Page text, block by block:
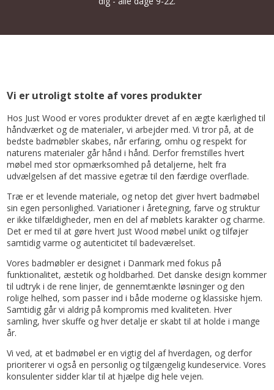
Vi er utroligt stolte af vores produkter
Hos Just Wood er vores produkter drevet af en ægte kærlighed til
håndværket og de materialer, vi arbejder med. Vi tror på, at de
bedste badmøbler skabes, når erfaring, omhu og respekt for
naturens materialer går hånd i hånd. Derfor fremstilles hvert
møbel med stor opmærksomhed på detaljerne, helt fra
udvælgelsen af det massive egetræ til den færdige overflade.
Træ er et levende materiale, og netop det giver hvert badmøbel
sin egen personlighed. Variationer i åretegning, farve og struktur
er ikke tilfældigheder, men en del af møblets karakter og charme.
Det er med til at gøre hvert Just Wood møbel unikt og tilføjer
samtidig varme og autenticitet til badeværelset.
Vores badmøbler er designet i Danmark med fokus på
funktionalitet, æstetik og holdbarhed. Det danske design kommer
til udtryk i de rene linjer, de gennemtænkte løsninger og den
rolige helhed, som passer ind i både moderne og klassiske hjem.
Samtidig går vi aldrig på kompromis med kvaliteten. Hver
samling, hver skuffe og hver detalje er skabt til at holde i mange
år.
Vi ved, at et badmøbel er en vigtig del af hverdagen, og derfor
prioriterer vi også en personlig og tilgængelig kundeservice. Vores
konsulenter sidder klar til at hjælpe dig hele vejen.